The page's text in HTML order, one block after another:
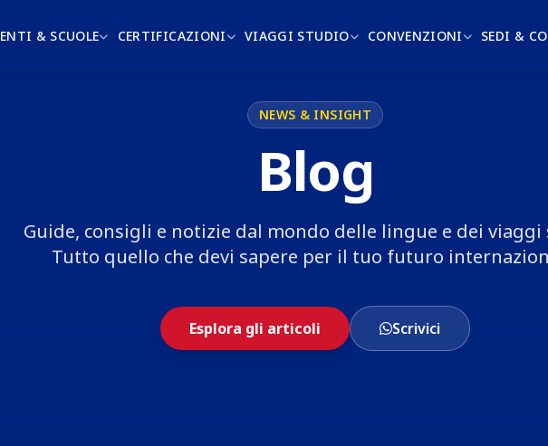
ENTI & SCUOLE CERTIFICAZIONI VIAGGI STUDIO CONVENZIONI SEDI &
NEWS & INSIGHT
Blog
Guide, consigli e notizie dal mondo delle lingue e dei viaggi
Tutto quello che devi sapere per il tuo futuro
Esplora gli articoli Scrivici